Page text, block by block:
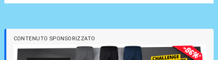
CONTENUTO SPONSORIZZATO